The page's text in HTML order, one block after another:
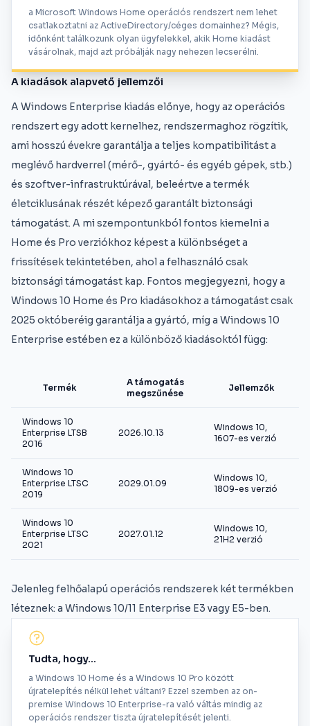
a Microsoft Windows Home operációs rendszert nem lehet
csatlakoztatni az ActiveDirectory/céges domainhez? Mégis,
időnként találkozunk olyan ügyfelekkel, akik Home kiadást
vásárolnak, majd azt próbálják nagy nehezen lecserélni.
A kiadások alapvető jellemzői
A Windows Enterprise kiadás előnye, hogy az operációs
rendszert egy adott kernelhez, rendszermaghoz rögzítik,
ami hosszú évekre garantálja a teljes kompatibilitást a
meglévő hardverrel (mérő-, gyártó- és egyéb gépek, stb.)
és szoftver-infrastruktúrával, beleértve a termék
életciklusának részét képező garantált biztonsági
támogatást. A mi szempontunkból fontos kiemelni a
Home és Pro verziókhoz képest a különbséget a
frissítések tekintetében, ahol a felhasználó csak
biztonsági támogatást kap. Fontos megjegyezni, hogy a
Windows 10 Home és Pro kiadásokhoz a támogatást csak
2025 októberéig garantálja a gyártó, míg a Windows 10
Enterprise estében ez a különböző kiadásoktól függ:
Termék
A támogatás
megszűnése
Jellemzők
Windows 10
Enterprise LTSB
2016
2026.10.13
Windows 10,
1607-es verzió
Windows 10
Enterprise LTSC
2019
2029.01.09
Windows 10,
1809-es verzió
Windows 10
Enterprise LTSC
2021
2027.01.12
Windows 10,
21H2 verzió
Jelenleg felhőalapú operációs rendszerek két termékben
léteznek: a Windows 10/11 Enterprise E3 vagy E5-ben.
Tudta, hogy...
a Windows 10 Home és a Windows 10 Pro között
újratelepítés nélkül lehet váltani? Ezzel szemben az on-
premise Windows 10 Enterprise-ra való váltás mindig az
operációs rendszer tiszta újratelepítését jelenti.